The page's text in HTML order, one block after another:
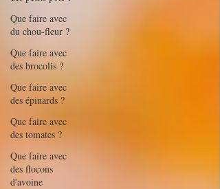
Que faire avec
du chou-fleur ?
Que faire avec
des brocolis ?
Que faire avec
des épinards ?
Que faire avec
des tomates ?
Que faire avec
des flocons
d'avoine